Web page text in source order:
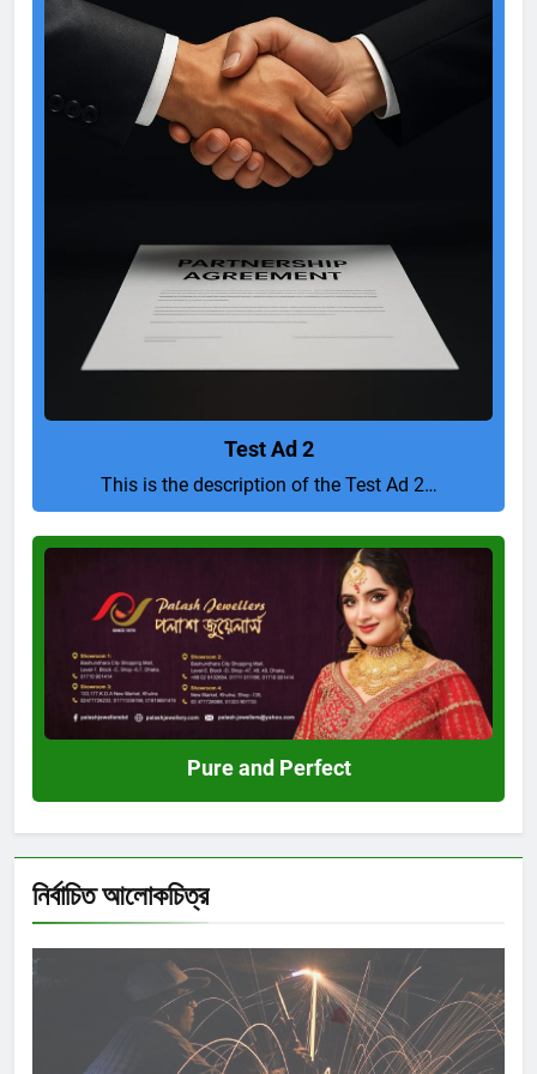
Test Ad 2
This is the description of the Test Ad 2…
Pure and Perfect
নির্বাচিত আলোকচিত্র